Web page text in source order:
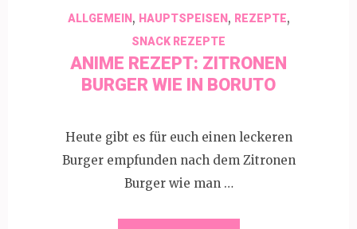
ALLGEMEIN, HAUPTSPEISEN, REZEPTE,
SNACK REZEPTE
ANIME REZEPT: ZITRONEN
BURGER WIE IN BORUTO
Heute gibt es für euch einen leckeren
Burger empfunden nach dem Zitronen
Burger wie man …